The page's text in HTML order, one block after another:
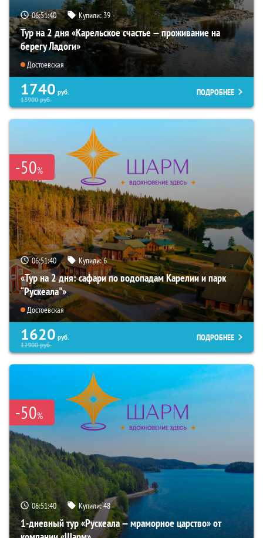
06:51:39 Купили:39
Тур на 2 дня «Карельское счастье — проживание на
берегу Ладоги»
Достоевская
1740 руб.
13900руб.
ПОДРОБНЕЕ
-50%
06:51:39 Купили:6
«Тур на 2 дня: сафари по водопадам Карелии и парк
“Рускеала"»
Достоевская
1620 руб.
12900руб.
ПОДРОБНЕЕ
-50%
06:51:39 Купили:48
1-дневный тур «Рускеала — мраморное царство» от